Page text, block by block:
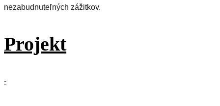
nezabudnuteľných zážitkov.
Projekt
-